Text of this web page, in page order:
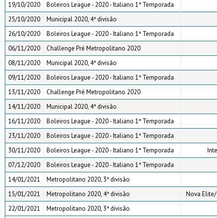
19/10/2020
Boleiros League - 2020 - Italiano 1ª Temporada
25/10/2020
Municipal 2020, 4ª divisão
26/10/2020
Boleiros League - 2020 - Italiano 1ª Temporada
06/11/2020
Challenge Pré Metropolitano 2020
08/11/2020
Municipal 2020, 4ª divisão
09/11/2020
Boleiros League - 2020 - Italiano 1ª Temporada
13/11/2020
Challenge Pré Metropolitano 2020
14/11/2020
Municipal 2020, 4ª divisão
16/11/2020
Boleiros League - 2020 - Italiano 1ª Temporada
23/11/2020
Boleiros League - 2020 - Italiano 1ª Temporada
30/11/2020
Boleiros League - 2020 - Italiano 1ª Temporada
07/12/2020
Boleiros League - 2020 - Italiano 1ª Temporada
14/01/2021
Metropolitano 2020, 3ª divisão
15/01/2021
Metropolitano 2020, 4ª divisão
Nova
22/01/2021
Metropolitano 2020, 3ª divisão